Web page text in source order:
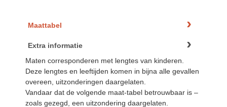
Maattabel
Extra informatie
Maten corresponderen met lengtes van kinderen.
Deze lengtes en leeftijden komen in bijna alle gevallen
overeen, uitzonderingen daargelaten.
Vandaar dat de volgende maat-tabel betrouwbaar is –
zoals gezegd, een uitzondering daargelaten.